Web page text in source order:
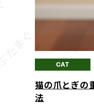
CAT
猫の爪とぎの
法